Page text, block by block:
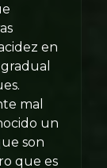
en
mal
un
son
que es